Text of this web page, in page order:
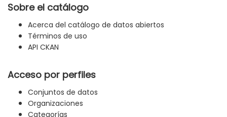
Sobre el catálogo
Acerca del catálogo de datos abiertos
Términos de uso
API CKAN
Acceso por perfiles
Conjuntos de datos
Organizaciones
Categorías